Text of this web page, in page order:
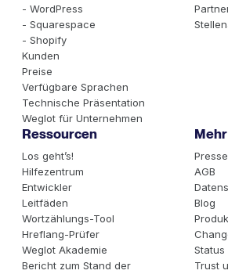
- WordPress
- Squarespace
- Shopify
Kunden
Preise
Verfügbare Sprachen
Technische Präsentation
Weglot für Unternehmen
Ressourcen
Los geht’s!
Hilfezentrum
Entwickler
Leitfäden
Wortzählungs-Tool
Hreflang-Prüfer
Weglot Akademie
Bericht zum Stand der
Mehr
Presse
AGB
Blog
Status
Trust